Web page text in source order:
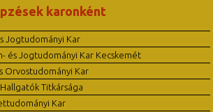
karonként
Jogtudományi Kar
és Jogtudományi Kar Kecskemét
Orvostudományi Kar
Titkársága
Kar